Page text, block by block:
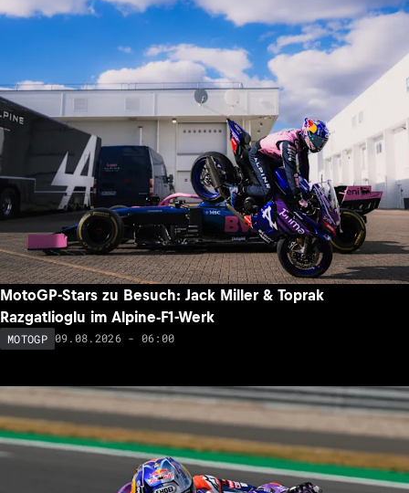
MotoGP-Stars zu Besuch: Jack Miller & Toprak
Razgatlioglu im Alpine-F1-Werk
MOTOGP 09.08.2026 - 06:00